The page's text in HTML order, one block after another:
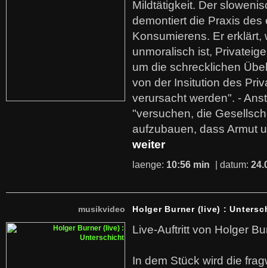
Mildtätigkeit. Der
demontiert die Praxis des
Konsumierens. Er erklärt,
unmoralisch ist,
um die schrecklichen
von der Insitution des
verursacht werden". -
"versuchen, die
aufzubauen, dass Armut
weiter
laenge: 10:56 min | datum:
musikvideo Holger Burner (live) :
Live-Auftritt von Holger
In dem Stück wird die